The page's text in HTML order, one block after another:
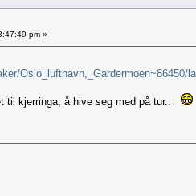
pm »
Oslo_lufthavn,_Gardermoen~86450/
til kjerringa, å hive seg med på tur..